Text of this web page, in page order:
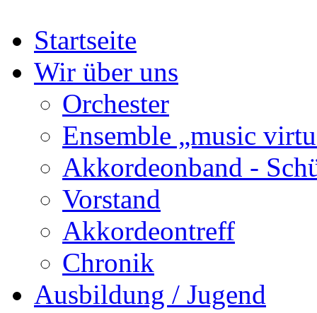
Startseite
Wir über uns
Orchester
Ensemble „music
Akkordeonband -
Vorstand
Akkordeontreff
Chronik
Ausbildung / Jugend